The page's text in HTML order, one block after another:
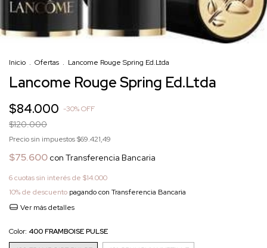
Inicio . Ofertas . Lancome Rouge Spring Ed.Ltda
Lancome Rouge Spring Ed.Ltda
$84.000 -30%OFF
$120.000
Precio sin impuestos$69.421,49
$75.600 con Transferencia Bancaria
6cuotas sin interés de $14.000
10% de descuento pagando con Transferencia Bancaria
Ver más detalles
Color: 400 FRAMBOISE PULSE